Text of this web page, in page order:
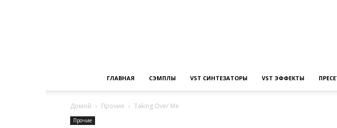
ГЛАВНАЯ СЭМПЛЫ VST СИНТЕЗАТОРЫ VST ЭФФЕКТЫ
Домой Прочие Taking Over Me
Прочие